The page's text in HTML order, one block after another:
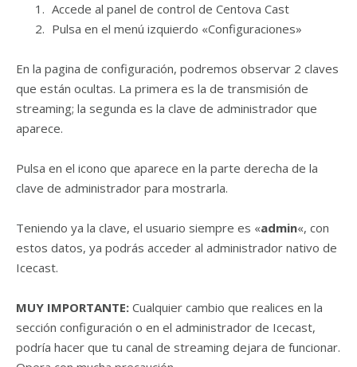
Accede al panel de control de Centova Cast
Pulsa en el menú izquierdo «Configuraciones»
En la pagina de configuración, podremos observar 2 claves
que están ocultas. La primera es la de transmisión de
streaming; la segunda es la clave de administrador que
aparece.
Pulsa en el icono que aparece en la parte derecha de la
clave de administrador para mostrarla.
Teniendo ya la clave, el usuario siempre es «admin«, con
estos datos, ya podrás acceder al administrador nativo de
Icecast.
MUY IMPORTANTE: Cualquier cambio que realices en la
sección configuración o en el administrador de Icecast,
podría hacer que tu canal de streaming dejara de funcionar.